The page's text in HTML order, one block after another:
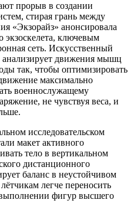
прорыв в создании
стирая грань между
«Экзорайз» анонсировала
экзоскелета, ключевым
сеть. Искусственный
анализирует движения мышц
так, чтобы оптимизировать
максимально
военнослужащему
не чувствуя веса, и
исследовательском
макет активного
тело в вертикальном
дистанционного
баланс в неустойчивом
легче переносить
фигур высшего